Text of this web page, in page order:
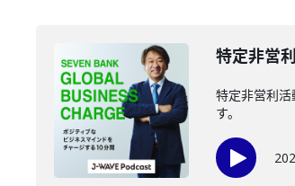
特定非営
特定非営利
す。